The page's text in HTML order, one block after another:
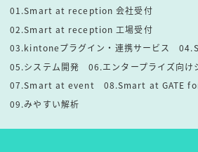
Smart at GATE for LINE WORKS
01.Smart at reception 会社受付
02.Smart at reception 工場受付
03.kintoneプラグイン・連携サービス
05.システム開発
06.エンタープライズ向け
07.Smart at event
08.Smart at GATE
09.みやすい解析